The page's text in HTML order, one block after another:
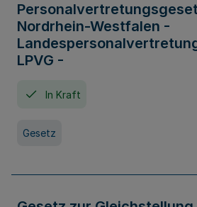
Nordrhein-Westfalen -
LPVG -
In Kraft
Gesetz